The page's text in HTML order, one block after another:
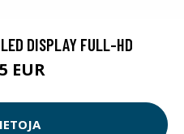
DISPLAY FULL-HD
EUR